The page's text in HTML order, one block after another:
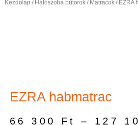
Kezdőlap / Hálószoba bútorok / Matracok / EZRA
EZRA habmatrac
66 300 Ft – 127